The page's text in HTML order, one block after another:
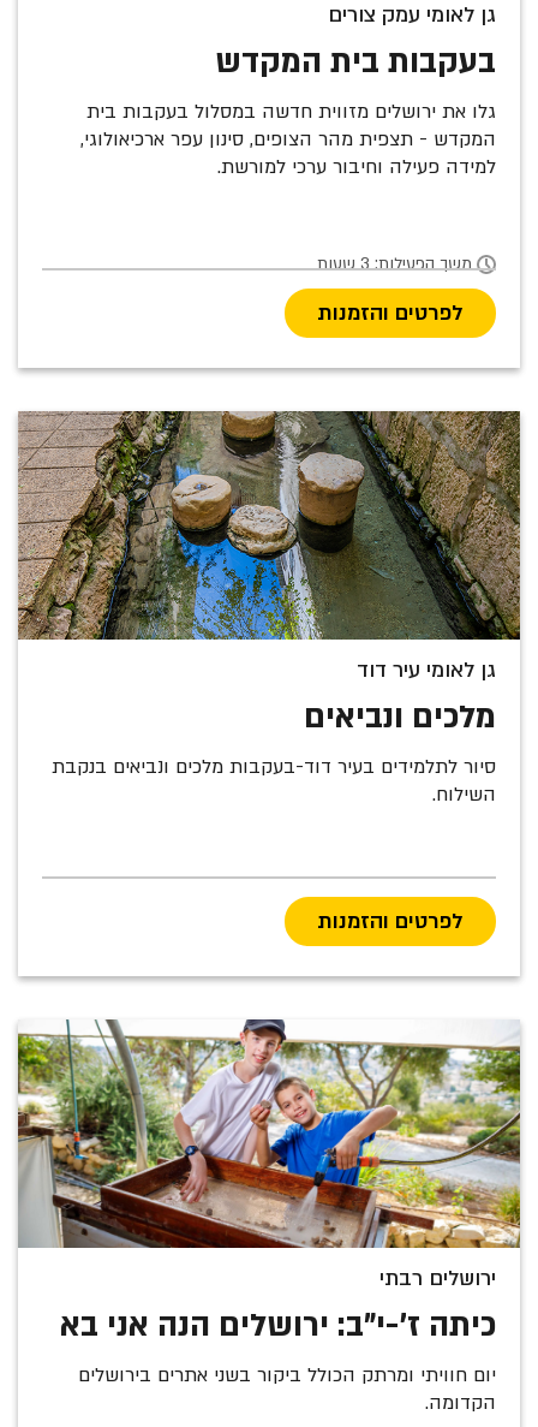
גן לאומי עמק צורים
בעקבות בית המקדש
גלו את ירושלים מזווית חדשה במסלול בעקבות בית
המקדש - תצפית מהר הצופים, סינון עפר ארכיאולוגי,
למידה פעילה וחיבור ערכי למורשת.
משך הפעילות: 3 שעות
לפרטים והזמנות
גן לאומי עיר דוד
מלכים ונביאים
סיור לתלמידים בעיר דוד-בעקבות מלכים ונביאים בנקבת
השילוח.
לפרטים והזמנות
ירושלים רבתי
כיתה ז'-י"ב: ירושלים הנה אני בא
יום חוויתי ומרתק הכולל ביקור בשני אתרים בירושלים
הקדומה.